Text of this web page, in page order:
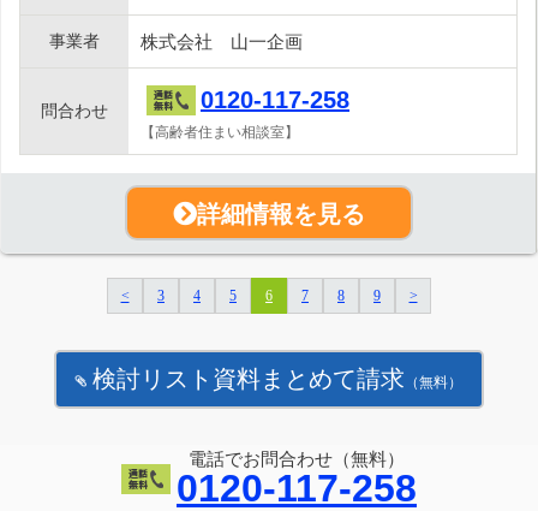
事業者 株式会社 山一企画
問合わせ 0120-117-258
【高齢者住まい相談室】
詳細情報を見る
< 3 4 5 6 7 8 9 >
検討リスト資料まとめて請求 （無料）
電話でお問合わせ（無料）
0120-117-258